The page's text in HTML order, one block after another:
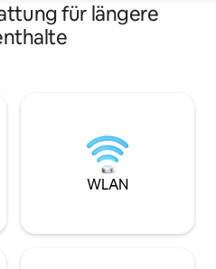
für längere
WLAN